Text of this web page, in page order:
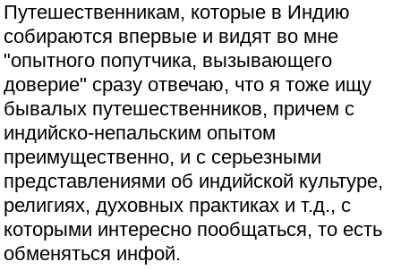
Путешественникам, которые в Индию
собираются впервые и видят во мне
"опытного попутчика, вызывающего
доверие" сразу отвечаю, что я тоже ищу
бывалых путешественников, причем с
индийско-непальским опытом
преимущественно, и с серьезными
представлениями об индийской культуре,
религиях, духовных практиках и т.д., с
которыми интересно пообщаться, то есть
обменяться инфой.